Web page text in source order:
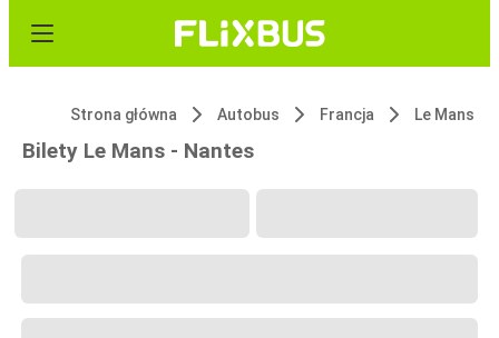
Strona główna Autobus Francja Le Mans
Bilety Le Mans - Nantes